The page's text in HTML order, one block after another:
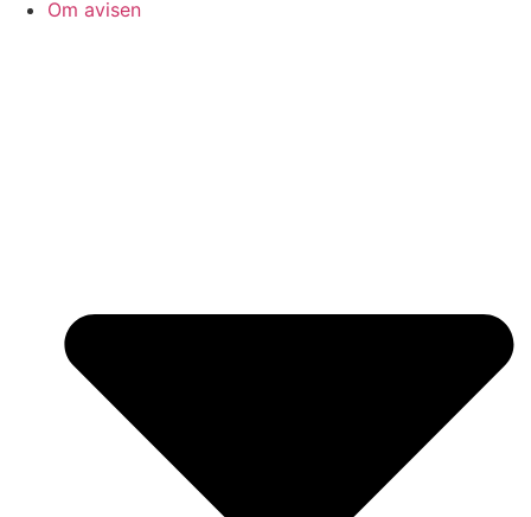
Om avisen